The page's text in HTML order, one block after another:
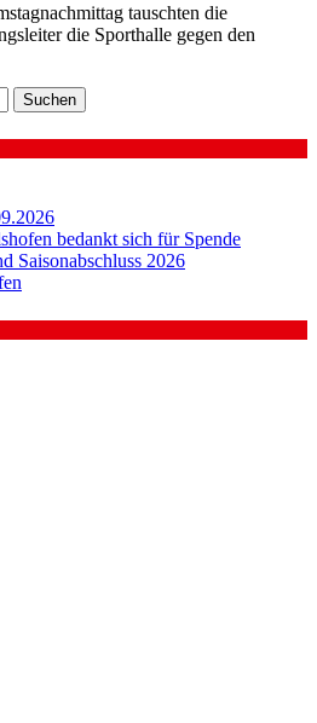
tauschten die
die Sporthalle gegen den
bedankt sich für Spende
Saisonabschluss 2026